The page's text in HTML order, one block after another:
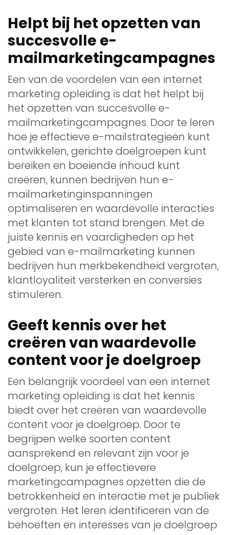
Helpt bij het opzetten van
succesvolle e-
mailmarketingcampagnes
Een van de voordelen van een internet
marketing opleiding is dat het helpt bij
het opzetten van succesvolle e-
mailmarketingcampagnes. Door te leren
hoe je effectieve e-mailstrategieën kunt
ontwikkelen, gerichte doelgroepen kunt
bereiken en boeiende inhoud kunt
creëren, kunnen bedrijven hun e-
mailmarketinginspanningen
optimaliseren en waardevolle interacties
met klanten tot stand brengen. Met de
juiste kennis en vaardigheden op het
gebied van e-mailmarketing kunnen
bedrijven hun merkbekendheid vergroten,
klantloyaliteit versterken en conversies
stimuleren.
Geeft kennis over het
creëren van waardevolle
content voor je doelgroep
Een belangrijk voordeel van een internet
marketing opleiding is dat het kennis
biedt over het creëren van waardevolle
content voor je doelgroep. Door te
begrijpen welke soorten content
aansprekend en relevant zijn voor je
doelgroep, kun je effectievere
marketingcampagnes opzetten die de
betrokkenheid en interactie met je publiek
vergroten. Het leren identificeren van de
behoeften en interesses van je doelgroep